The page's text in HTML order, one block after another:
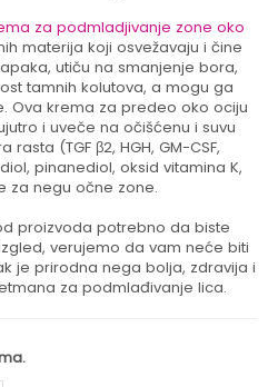
za podmladjivanje zone oko
materija koji osvežavaju i čine
utiču na smanjenje bora,
tamnih kolutova, a mogu ga
Ova krema za predeo oko ociju
i uveče na očišćenu i suvu
(TGF β2, HGH, GM-CSF,
pinanediol, oksid vitamina K,
za negu očne zone.
proizvoda potrebno da biste
verujemo da vam neće biti
je prirodna nega bolja, zdravija i
za podmlađivanje lica.